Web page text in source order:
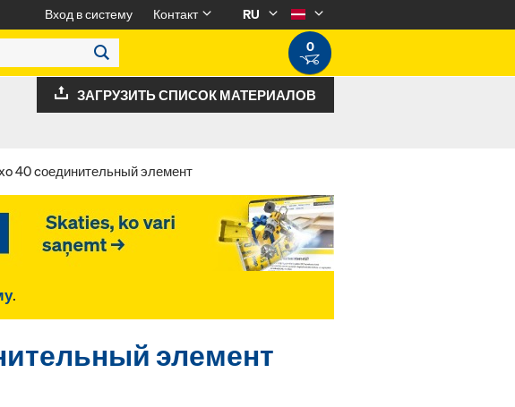
Вход в систему Контакт
RU
0
ЗАГРУЗИТЬ СПИСОК МАТЕРИАЛОВ
40 cоединительный элемент
.
элемент